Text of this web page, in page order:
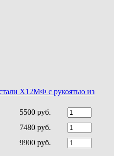
Х12МФ с рукоятью из
5500 руб.
7480 руб.
9900 руб.